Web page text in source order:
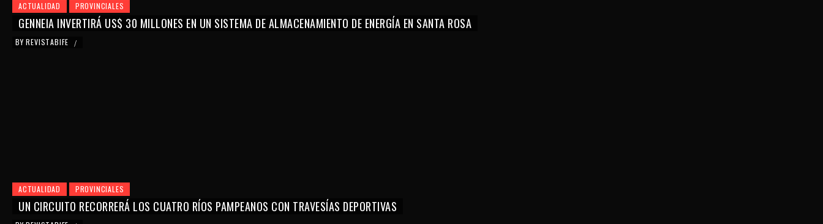
ACTUALIDAD PROVINCIALES
GENNEIA INVERTIRÁ US$ 30 MILLONES EN UN SISTEMA DE ALMACENAMIENTO DE ENERGÍA EN SANTA ROSA
BY REVISTABIFE /
ACTUALIDAD PROVINCIALES
UN CIRCUITO RECORRERÁ LOS CUATRO RÍOS PAMPEANOS CON TRAVESÍAS DEPORTIVAS